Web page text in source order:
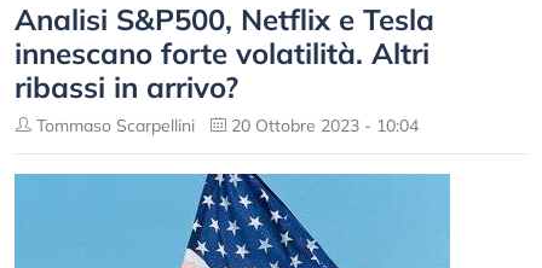
Analisi S&P500, Netflix e Tesla
innescano forte volatilità. Altri
ribassi in arrivo?
Tommaso Scarpellini 20 Ottobre 2023 - 10:04